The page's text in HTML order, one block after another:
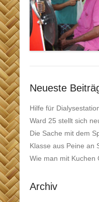
Neueste
Hilfe für
Ward 25 stellt sich
Die Sache mit dem
Klasse aus Peine an
Wie man mit Kuchen
Archiv